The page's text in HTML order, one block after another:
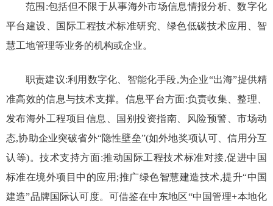
范围:包括但不限于从事海外市场信息情报分析、数字化
平台建设、国际工程技术标准研究、绿色低碳技术应用、智
慧工地管理等业务的机构或企业。
职责建议:利用数字化、智能化手段,为企业“出海”提供精
准高效的信息与技术支撑。信息平台方面:负责收集、整理、
发布海外工程项目信息、国别投资指南、风险预警、市场动
态,协助企业突破省外“隐性壁垒”(如外地奖项认可、信用分互
认等)。技术支持方面:推动国际工程技术标准对接,促进中国
标准在境外项目中的应用;推广绿色智慧建造技术,提升“中国
建造”品牌国际认可度。可借鉴在中东地区“中国管理+本地化